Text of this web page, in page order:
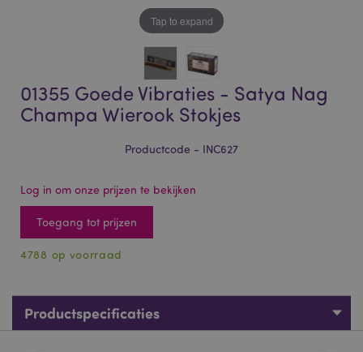
Tap to expand
01355 Goede Vibraties - Satya Nag
Champa Wierook Stokjes
Productcode - INC627
Log in om onze prijzen te bekijken
Toegang tot prijzen
4788 op voorraad
Productspecificaties